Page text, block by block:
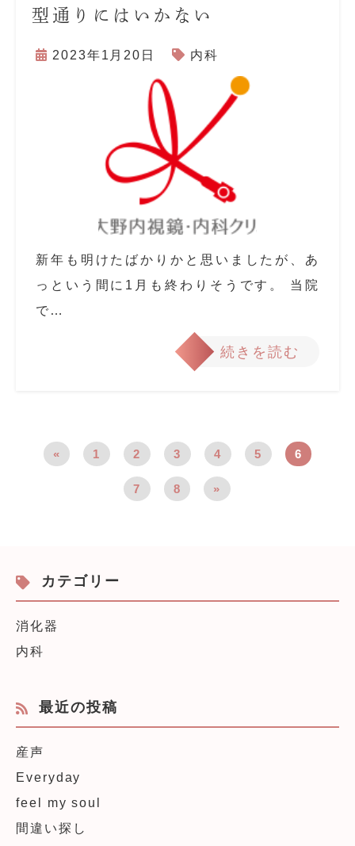
型通りにはいかない
2023年1月20日 内科
新年も明けたばかりかと思いましたが、あ
っという間に1月も終わりそうです。 当院
で…
続きを読む
« 1 2 3 4 5 6
7 8 »
カテゴリー
消化器
内科
最近の投稿
産声
Everyday
feel my soul
間違い探し